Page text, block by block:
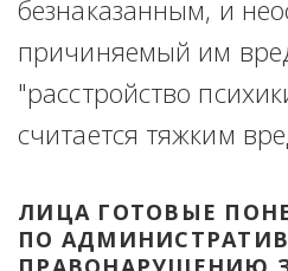
безнаказанным, и
причиняемый им
"расстройство
считается тяжким
ЛИЦА ГОТОВЫЕ
ПО